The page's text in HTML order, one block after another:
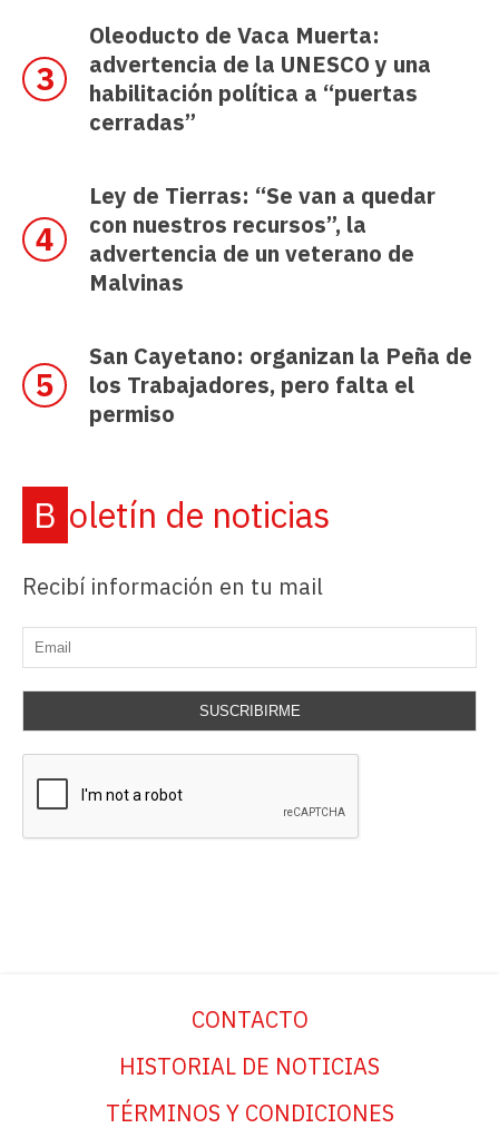
Oleoducto de Vaca Muerta:
advertencia de la UNESCO y una
habilitación política a “puertas
cerradas”
Ley de Tierras: “Se van a quedar
con nuestros recursos”, la
advertencia de un veterano de
Malvinas
San Cayetano: organizan la Peña de
los Trabajadores, pero falta el
permiso
Boletín de noticias
Recibí información en tu mail
SUSCRIBIRME
CONTACTO
HISTORIAL DE NOTICIAS
TÉRMINOS Y CONDICIONES